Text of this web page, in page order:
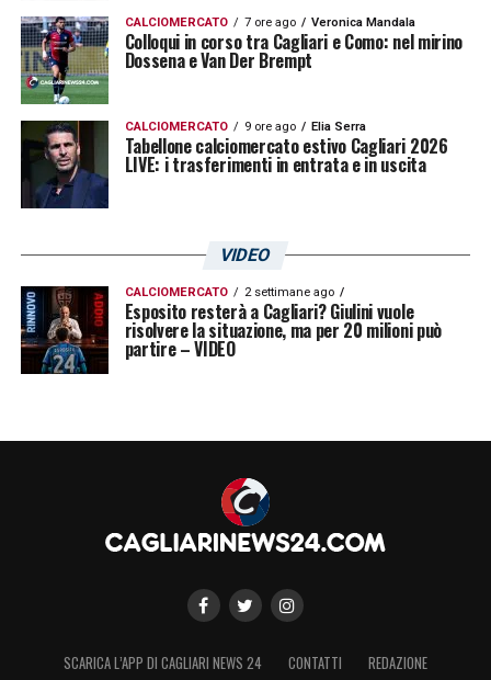
CALCIOMERCATO 7 ore ago Veronica Mandala
Colloqui in corso tra Cagliari e Como: nel mirino
Dossena e Van Der Brempt
CALCIOMERCATO 9 ore ago Elia Serra
Tabellone calciomercato estivo Cagliari 2026
LIVE: i trasferimenti in entrata e in uscita
VIDEO
CALCIOMERCATO 2 settimane ago
Esposito resterà a Cagliari? Giulini vuole
risolvere la situazione, ma per 20 milioni può
partire – VIDEO
SCARICA L’APP DI CAGLIARI NEWS 24 CONTATTI REDAZIONE